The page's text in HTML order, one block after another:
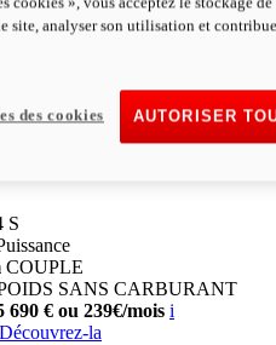
POIDS SANS CARBURANT
S
COUPLE
SANS CARBURANT
€ ou 239€/mois i
Découvrez-la
site, analyser son utilisation et
AUTORISER
des cookies